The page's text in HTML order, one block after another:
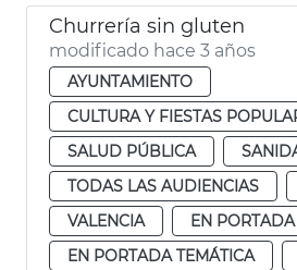
Churrería sin gluten
modificado hace 3 años
AYUNTAMIENTO
CULTURA Y FIESTAS
SALUD PÚBLICA
TODAS LAS AUDIENCIAS
VALENCIA
EN PORTADA
EN PORTADA TEMÁTICA